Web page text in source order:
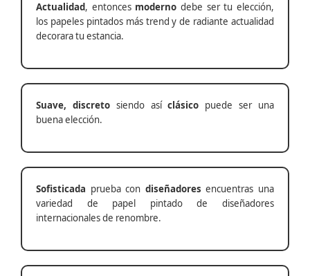
Actualidad, entonces moderno debe ser tu elección,
los papeles pintados más trend y de radiante actualidad
decorara tu estancia.
Suave, discretosiendo asíclásico puede ser una
buena elección.
Sofisticada prueba con diseñadores encuentras una
variedad de papel pintado de diseñadores
internacionales de renombre.